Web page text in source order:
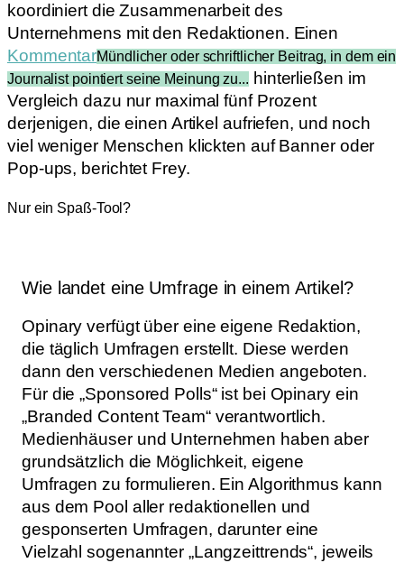
koordiniert die Zusammenarbeit des
Unternehmens mit den Redaktionen. Einen
KommentarMündlicher oder schriftlicher Beitrag, in dem ein
Journalist pointiert seine Meinung zu... hinterließen im
Vergleich dazu nur maximal fünf Prozent
derjenigen, die einen Artikel aufriefen, und noch
viel weniger Menschen klickten auf Banner oder
Pop-ups, berichtet Frey.
Nur ein Spaß-Tool?
Wie landet eine Umfrage in einem Artikel?
Opinary verfügt über eine eigene Redaktion,
die täglich Umfragen erstellt. Diese werden
dann den verschiedenen Medien angeboten.
Für die „Sponsored Polls“ ist bei Opinary ein
„Branded Content Team“ verantwortlich.
Medienhäuser und Unternehmen haben aber
grundsätzlich die Möglichkeit, eigene
Umfragen zu formulieren. Ein Algorithmus kann
aus dem Pool aller redaktionellen und
gesponserten Umfragen, darunter eine
Vielzahl sogenannter „Langzeittrends“, jeweils